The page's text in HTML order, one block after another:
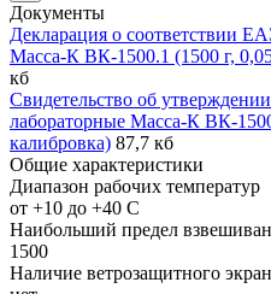
Документы
Декларация о соответствии
Масса-К ВК-1500.1 (1500 г,
кб
Свидетельство об
лабораторные Масса-К ВК-
калибровка) 87,7 кб
Общие характеристики
Диапазон рабочих температур
от +10 до +40 С
Наибольший предел
1500
Наличие ветрозащитного